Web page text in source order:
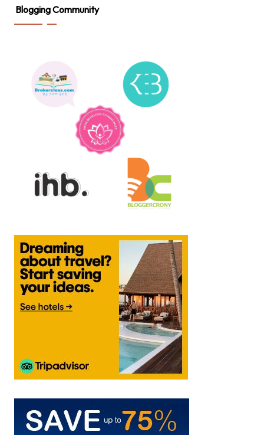
Blogging Community